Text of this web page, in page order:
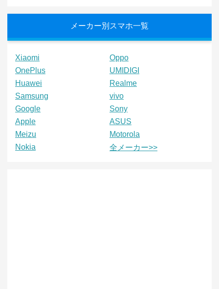
メーカー別スマホ一覧
Xiaomi
Oppo
OnePlus
UMIDIGI
Huawei
Realme
Samsung
vivo
Google
Sony
Apple
ASUS
Meizu
Motorola
Nokia
全メーカー>>